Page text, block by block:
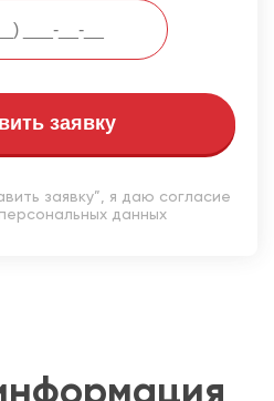
заявку
заявку”, я даю согласие
данных